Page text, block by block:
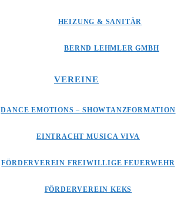
HEIZUNG & SANITÄR
BERND LEHMLER GMBH
VEREINE
DANCE EMOTIONS – SHOWTANZFORMATION
EINTRACHT MUSICA VIVA
FÖRDERVEREIN FREIWILLIGE FEUERWEHR
FÖRDERVEREIN KEKS